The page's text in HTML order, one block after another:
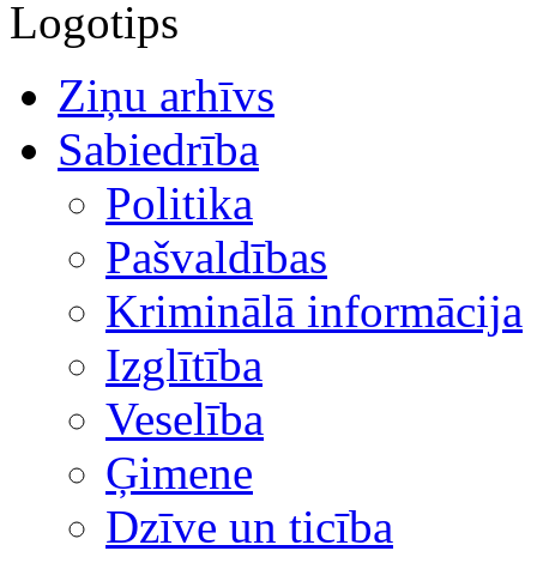
Ziņu arhīvs
Sabiedrība
Politika
Pašvaldības
Kriminālā informācija
Izglītība
Veselība
Ģimene
Dzīve un ticība